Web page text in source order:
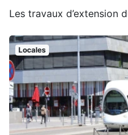
Les travaux d’extension
Locales